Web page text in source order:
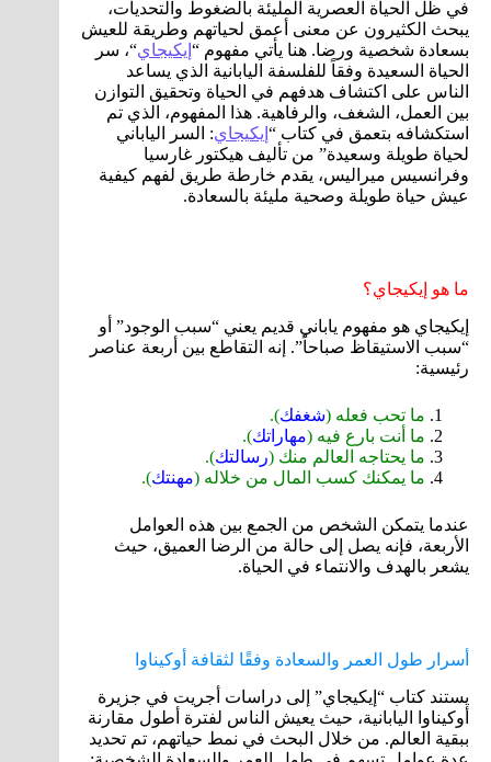
في ظل الحياة العصرية المليئة بالضغوط والتحديات،
يبحث الكثيرون عن معنى أعمق لحياتهم وطريقة للعيش
بسعادة شخصية ورضا. هنا يأتي مفهوم “ إيكيجاي“، سر
الحياة السعيدة وفقاً للفلسفة اليابانية الذي يساعد
الناس على اكتشاف هدفهم في الحياة وتحقيق التوازن
بين العمل، الشغف، والرفاهية. هذا المفهوم، الذي تم
استكشافه بتعمق في كتاب “ إيكيجاي: السر الياباني
لحياة طويلة وسعيدة” من تأليف هيكتور غارسيا
وفرانسيس ميراليس، يقدم خارطة طريق لفهم كيفية
عيش حياة طويلة وصحية مليئة بالسعادة.
ما هو إيكيجاي؟
إيكيجاي هو مفهوم ياباني قديم يعني “سبب الوجود” أو
“سبب الاستيقاظ صباحاً”. إنه التقاطع بين أربعة عناصر
رئيسية:
ما تحب فعله (شغفك).
ما أنت بارع فيه (مهاراتك).
ما يحتاجه العالم منك (رسالتك).
ما يمكنك كسب المال من خلاله (مهنتك).
عندما يتمكن الشخص من الجمع بين هذه العوامل
الأربعة، فإنه يصل إلى حالة من الرضا العميق، حيث
يشعر بالهدف والانتماء في الحياة.
أسرار طول العمر والسعادة وفقًا لثقافة أوكيناوا
يستند كتاب “إيكيجاي” إلى دراسات أجريت في جزيرة
أوكيناوا اليابانية، حيث يعيش الناس لفترة أطول مقارنة
ببقية العالم. من خلال البحث في نمط حياتهم، تم تحديد